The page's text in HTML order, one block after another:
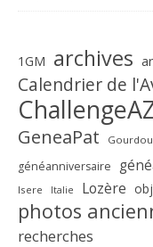
1GM archives
Calendrier de
GeneaPat
généanniversaire
Isere Italie Lozère
photos
recherches